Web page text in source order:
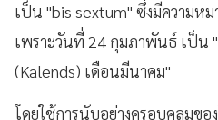
เป็น "bis sextum" ซึ่งมีความห
เพราะวันที่ 24 กุมภาพันธ์ เป็น
(Kalends) เดือนมีนาคม"
โดยใช้การนับอย่างครอบคลุมข